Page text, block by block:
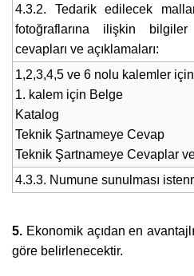
4.3.2. Tedarik edilecek
fotoğraflarına ilişkin
cevapları ve açıklamaları:
1,2,3,4,5 ve 6 nolu kalemler
1. kalem için Belge
Katalog
Teknik Şartnameye Cevap
Teknik Şartnameye Cevaplar
4.3.3. Numune sunulması
5. Ekonomik açıdan en
göre belirlenecektir.